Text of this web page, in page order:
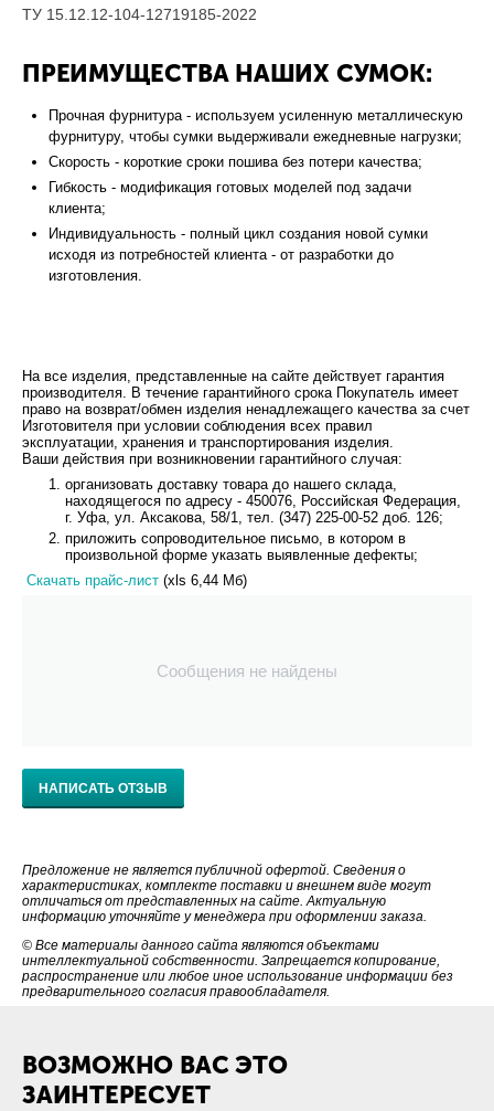
ТУ 15.12.12-104-12719185-2022
ПРЕИМУЩЕСТВА НАШИХ СУМОК:
Прочная фурнитура - используем усиленную металлическую
фурнитуру, чтобы сумки выдерживали ежедневные нагрузки;
Скорость - короткие сроки пошива без потери качества;
Гибкость - модификация готовых моделей под задачи
клиента;
Индивидуальность - полный цикл создания новой сумки
исходя из потребностей клиента - от разработки до
изготовления.
На все изделия, представленные на сайте действует гарантия
производителя. В течение гарантийного срока Покупатель имеет
право на возврат/обмен изделия ненадлежащего качества за счет
Изготовителя при условии соблюдения всех правил
эксплуатации, хранения и транспортирования изделия.
Ваши действия при возникновении гарантийного случая:
организовать доставку товара до нашего склада,
находящегося по адресу - 450076, Российская Федерация,
г. Уфа, ул. Аксакова, 58/1, тел. (347) 225-00-52 доб. 126;
приложить сопроводительное письмо, в котором в
произвольной форме указать выявленные дефекты;
Скачать прайс-лист (xls 6,44 Мб)
Сообщения не найдены
НАПИСАТЬ ОТЗЫВ
Предложение не является публичной офертой. Сведения о
характеристиках, комплекте поставки и внешнем виде могут
отличаться от представленных на сайте. Актуальную
информацию уточняйте у менеджера при оформлении заказа.
© Все материалы данного сайта являются объектами
интеллектуальной собственности. Запрещается копирование,
распространение или любое иное использование информации без
предварительного согласия правообладателя.
ВОЗМОЖНО ВАС ЭТО
ЗАИНТЕРЕСУЕТ